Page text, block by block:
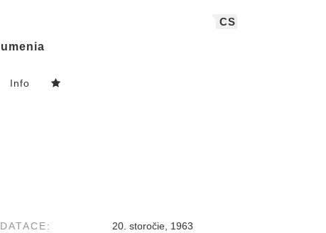
CS
umenia
Info
DATACE: 20. storočie, 1963